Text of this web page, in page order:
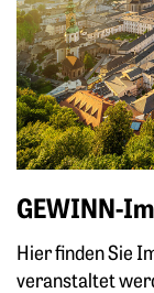
GEWINN-
Hier finden Sie
veranstaltet